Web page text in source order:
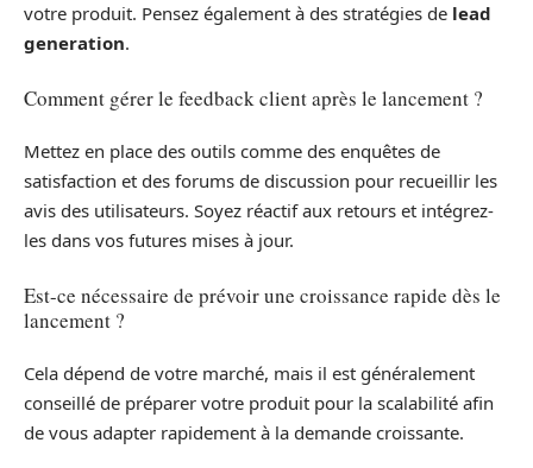
votre produit. Pensez également à des stratégies de lead
generation.
Comment gérer le feedback client après le lancement ?
Mettez en place des outils comme des enquêtes de
satisfaction et des forums de discussion pour recueillir les
avis des utilisateurs. Soyez réactif aux retours et intégrez-
les dans vos futures mises à jour.
Est-ce nécessaire de prévoir une croissance rapide dès le
lancement ?
Cela dépend de votre marché, mais il est généralement
conseillé de préparer votre produit pour la scalabilité afin
de vous adapter rapidement à la demande croissante.